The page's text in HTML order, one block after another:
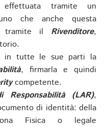
tramite un
che anche questa
tramite il Rivenditore,
in tutte le sue parti la
, firmarla e quindi
competente.
(LAR),
di identità: della
Fisica o legale